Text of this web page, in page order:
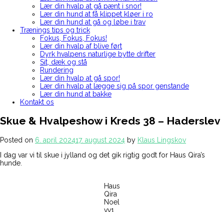
Lær din hvalp at gå pænt i snor!
Lær din hund at få klippet kløer i ro
Lær din hund at gå og løbe i trav
Trænings tips og trick
Fokus, Fokus, Fokus!
Lær din hvalp af blive ført
Dyrk hvalpens naturlige bytte drifter
Sit, dæk og stå
Rundering
Lær din hvalp at gå spor!
Lær din hvalp at lægge sig på spor genstande
Lær din hund at bakke
Kontakt os
Skue & Hvalpeshow i Kreds 38 – Haderslev
Posted on 6. april 202417. august 2024 by Klaus Lingskov
I dag var vi til skue i jylland og det gik rigtig godt for Haus Qira’s
hunde.
Haus
Qira
Noel
vv1